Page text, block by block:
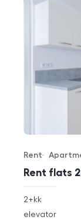
Rent flats
Offer type
Rent
Property type
rozměry
2+kk
funkce
elevator